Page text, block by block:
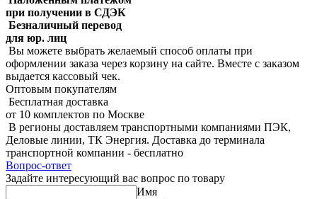
при получении в СДЭК
Безналичный перевод
для юр. лиц
Вы можете выбрать желаемый способ оплаты при
оформлении заказа через корзину на сайте. Вместе с заказом
выдается кассовый чек.
Оптовым покупателям
Бесплатная доставка
от 10 комплектов по Москве
В регионы доставляем транспортными компаниями ПЭК,
Деловые линии, ТК Энергия. Доставка до терминала
транспортной компании - бесплатно
Вопрос-ответ
Задайте интересующий вас вопрос по товару
Имя